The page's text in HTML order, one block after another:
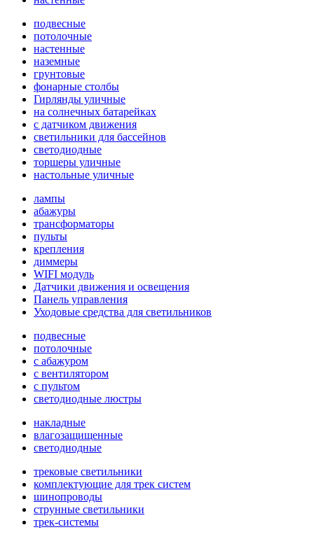
подвесные
потолочные
настенные
наземные
грунтовые
фонарные столбы
Гирлянды уличные
на солнечных батарейках
с датчиком движения
светильники для бассейнов
светодиодные
торшеры уличные
настольные уличные
лампы
абажуры
трансформаторы
пульты
крепления
диммеры
WIFI модуль
Датчики движения и освещения
Панель управления
Уходовые средства для светильников
подвесные
потолочные
с абажуром
с вентилятором
с пультом
светодиодные люстры
накладные
влагозащищенные
светодиодные
трековые светильники
комплектующие для трек систем
шинопроводы
струнные светильники
трек-системы